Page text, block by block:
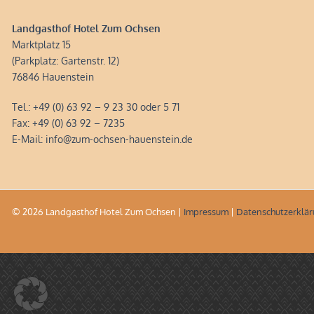
Landgasthof Hotel Zum Ochsen
Marktplatz 15
(Parkplatz: Gartenstr. 12)
76846 Hauenstein
Tel.: +49 (0) 63 92 – 9 23 30 oder 5 71
Fax: +49 (0) 63 92 – 7235
E-Mail: info@zum-ochsen-hauenstein.de
© 2026 Landgasthof Hotel Zum Ochsen | Impressum |